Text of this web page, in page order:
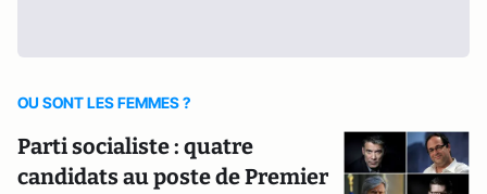
OU SONT LES FEMMES ?
Parti socialiste : quatre
candidats au poste de Premier